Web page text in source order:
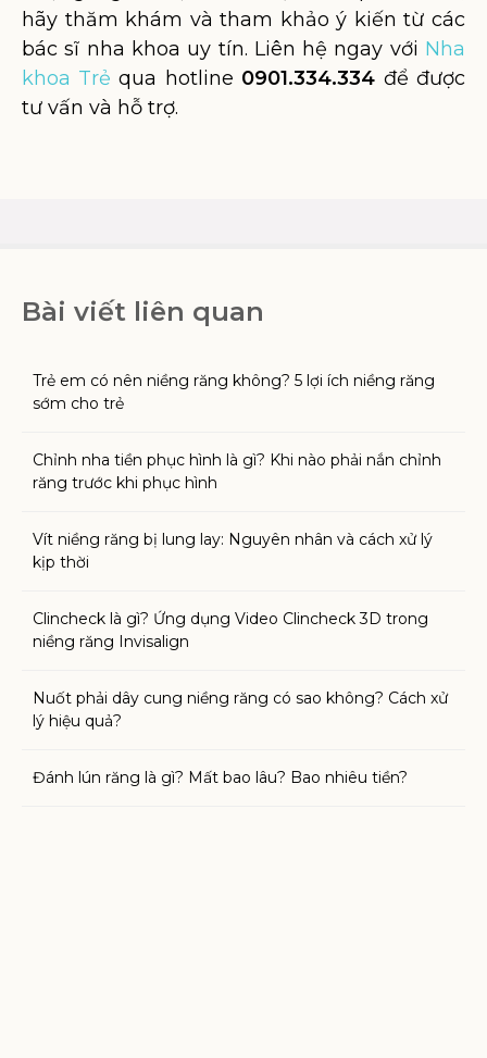
hãy thăm khám và tham khảo ý kiến từ các
bác sĩ nha khoa uy tín. Liên hệ ngay với Nha
khoa Trẻ qua hotline 0901.334.334 để được
tư vấn và hỗ trợ.
Bài viết liên quan
Trẻ em có nên niềng răng không? 5 lợi ích niềng răng
sớm cho trẻ
Chỉnh nha tiền phục hình là gì? Khi nào phải nắn chỉnh
răng trước khi phục hình
Vít niềng răng bị lung lay: Nguyên nhân và cách xử lý
kịp thời
Clincheck là gì? Ứng dụng Video Clincheck 3D trong
niềng răng Invisalign
Nuốt phải dây cung niềng răng có sao không? Cách xử
lý hiệu quả?
Đánh lún răng là gì? Mất bao lâu? Bao nhiêu tiền?